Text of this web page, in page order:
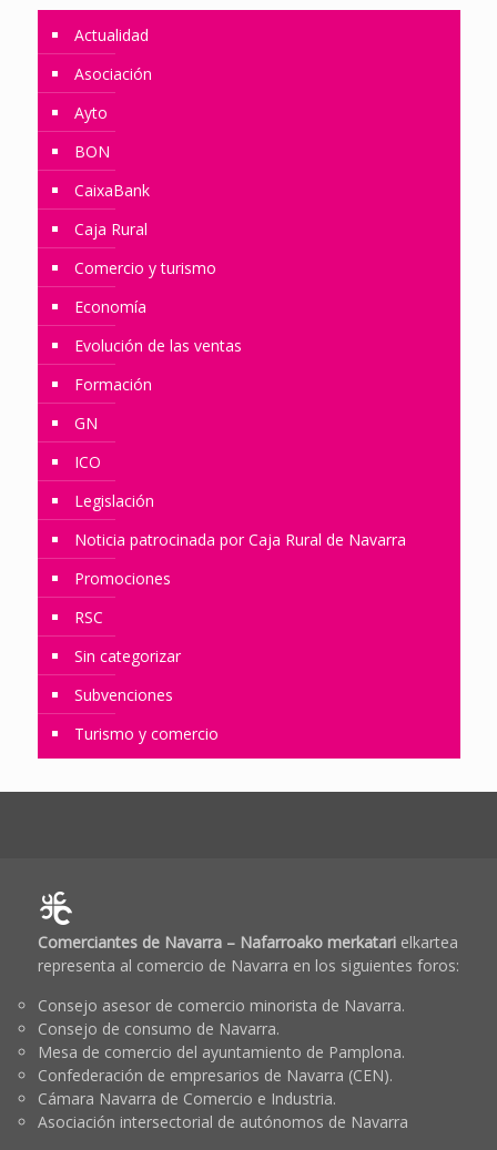
Actualidad
Asociación
Ayto
BON
CaixaBank
Caja Rural
Comercio y turismo
Economía
Evolución de las ventas
Formación
GN
ICO
Legislación
Noticia patrocinada por Caja Rural de Navarra
Promociones
RSC
Sin categorizar
Subvenciones
Turismo y comercio
Comerciantes de Navarra – Nafarroako merkatarielkartea
representa al comercio de Navarra en los siguientes foros:
Consejo asesor de comercio minorista de Navarra.
Consejo de consumo de Navarra.
Mesa de comercio del ayuntamiento de Pamplona.
Confederación de empresarios de Navarra (CEN).
Cámara Navarra de Comercio e Industria.
Asociación intersectorial de autónomos de Navarra